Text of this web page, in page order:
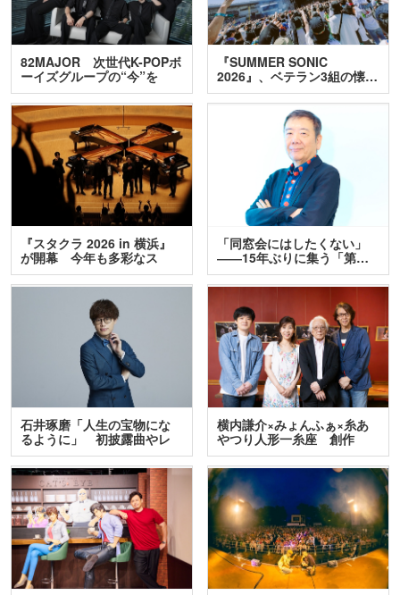
82MAJOR 次世代K-POPボ
ーイズグループの“今”を
訊…
『SUMMER SONIC
2026』、ベテラン3組の懐…
『スタクラ 2026 in 横浜』
が開幕 今年も多彩なス
テ…
「同窓会にはしたくない」
――15年ぶりに集う「第…
石井琢磨「人生の宝物にな
るように」 初披露曲やレ
ア…
横内謙介×みょんふぁ×糸あ
やつり人形一糸座 創作
人…